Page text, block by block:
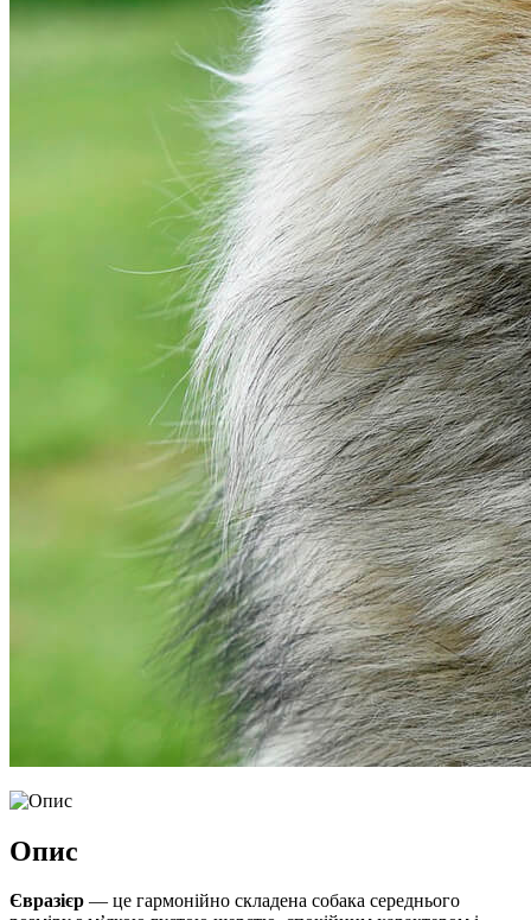
Опис
Євразієр — це гармонійно складена собака середнього